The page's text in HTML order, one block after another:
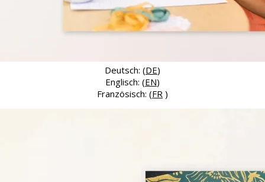
Deutsch: (DE)
Englisch: (EN)
Französisch: (FR )